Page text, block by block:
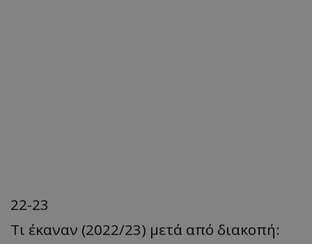
22-23
Τι έκαναν (2022/23) μετά από διακοπή: